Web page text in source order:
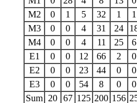
M2
0 1 5 32 1 1
M3
0 0 4 31 24
M4
0 0 4 11 25 6
E1
0 0 12 66 2 0
E2
0 0 23 44 0 0
E3
0 0 54 8 0 0
Sum 20 67 125 200 156